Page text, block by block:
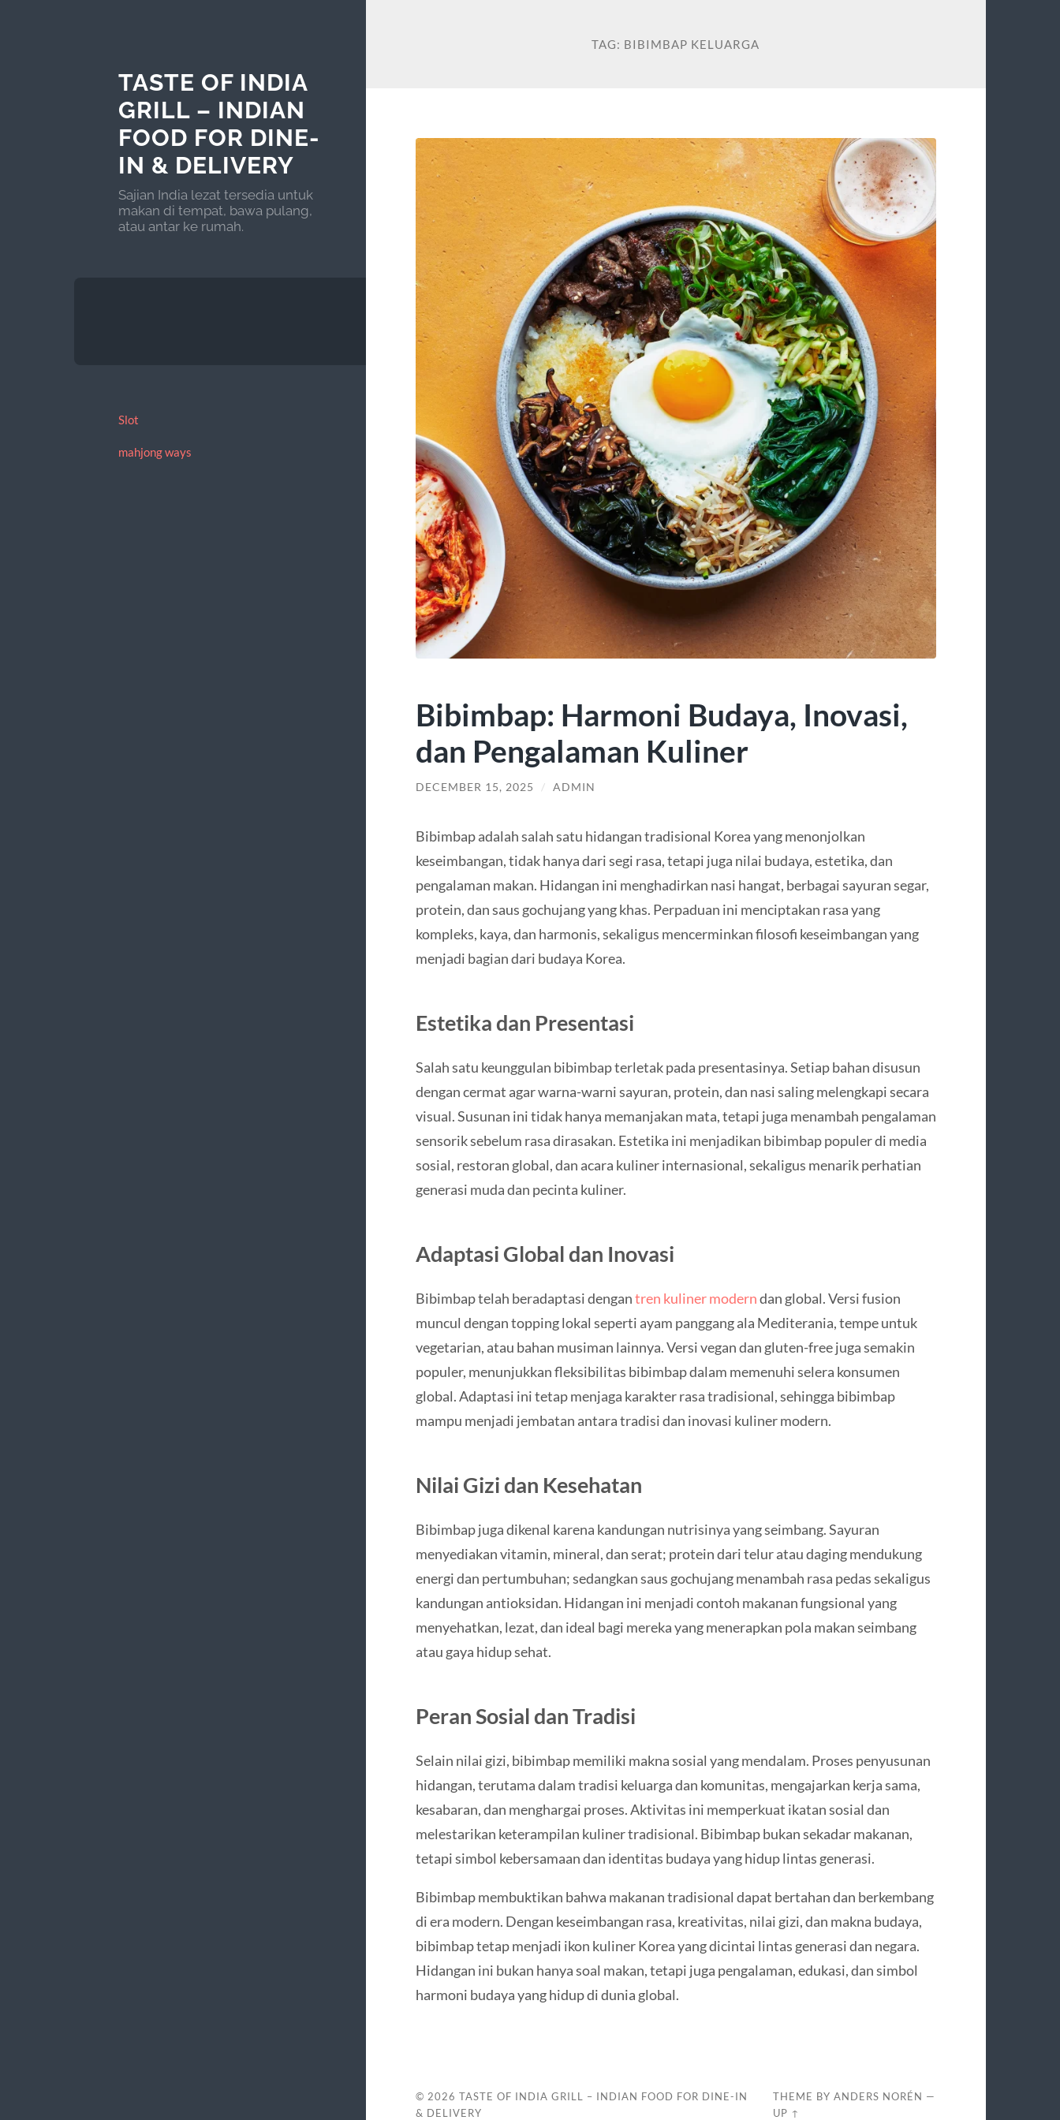
TASTE OF INDIA
GRILL – INDIAN
FOOD FOR DINE-
IN & DELIVERY
Sajian India lezat tersedia untuk
makan di tempat, bawa pulang,
atau antar ke rumah.
Slot
mahjong ways
TAG: BIBIMBAP KELUARGA
Bibimbap: Harmoni Budaya, Inovasi,
dan Pengalaman Kuliner
DECEMBER 15, 2025 / ADMIN
Bibimbap adalah salah satu hidangan tradisional Korea yang menonjolkan
keseimbangan, tidak hanya dari segi rasa, tetapi juga nilai budaya, estetika, dan
pengalaman makan. Hidangan ini menghadirkan nasi hangat, berbagai sayuran segar,
protein, dan saus gochujang yang khas. Perpaduan ini menciptakan rasa yang
kompleks, kaya, dan harmonis, sekaligus mencerminkan filosofi keseimbangan yang
menjadi bagian dari budaya Korea.
Estetika dan Presentasi
Salah satu keunggulan bibimbap terletak pada presentasinya. Setiap bahan disusun
dengan cermat agar warna-warni sayuran, protein, dan nasi saling melengkapi secara
visual. Susunan ini tidak hanya memanjakan mata, tetapi juga menambah pengalaman
sensorik sebelum rasa dirasakan. Estetika ini menjadikan bibimbap populer di media
sosial, restoran global, dan acara kuliner internasional, sekaligus menarik perhatian
generasi muda dan pecinta kuliner.
Adaptasi Global dan Inovasi
Bibimbap telah beradaptasi dengantren kuliner moderndan global. Versi fusion
muncul dengan topping lokal seperti ayam panggang ala Mediterania, tempe untuk
vegetarian, atau bahan musiman lainnya. Versi vegan dan gluten-free juga semakin
populer, menunjukkan fleksibilitas bibimbap dalam memenuhi selera konsumen
global. Adaptasi ini tetap menjaga karakter rasa tradisional, sehingga bibimbap
mampu menjadi jembatan antara tradisi dan inovasi kuliner modern.
Nilai Gizi dan Kesehatan
Bibimbap juga dikenal karena kandungan nutrisinya yang seimbang. Sayuran
menyediakan vitamin, mineral, dan serat; protein dari telur atau daging mendukung
energi dan pertumbuhan; sedangkan saus gochujang menambah rasa pedas sekaligus
kandungan antioksidan. Hidangan ini menjadi contoh makanan fungsional yang
menyehatkan, lezat, dan ideal bagi mereka yang menerapkan pola makan seimbang
atau gaya hidup sehat.
Peran Sosial dan Tradisi
Selain nilai gizi, bibimbap memiliki makna sosial yang mendalam. Proses penyusunan
hidangan, terutama dalam tradisi keluarga dan komunitas, mengajarkan kerja sama,
kesabaran, dan menghargai proses. Aktivitas ini memperkuat ikatan sosial dan
melestarikan keterampilan kuliner tradisional. Bibimbap bukan sekadar makanan,
tetapi simbol kebersamaan dan identitas budaya yang hidup lintas generasi.
Bibimbap membuktikan bahwa makanan tradisional dapat bertahan dan berkembang
di era modern. Dengan keseimbangan rasa, kreativitas, nilai gizi, dan makna budaya,
bibimbap tetap menjadi ikon kuliner Korea yang dicintai lintas generasi dan negara.
Hidangan ini bukan hanya soal makan, tetapi juga pengalaman, edukasi, dan simbol
harmoni budaya yang hidup di dunia global.
© 2026 TASTE OF INDIA GRILL – INDIAN FOOD FOR DINE-IN
& DELIVERY
THEME BY ANDERS NORÉN —
UP ↑